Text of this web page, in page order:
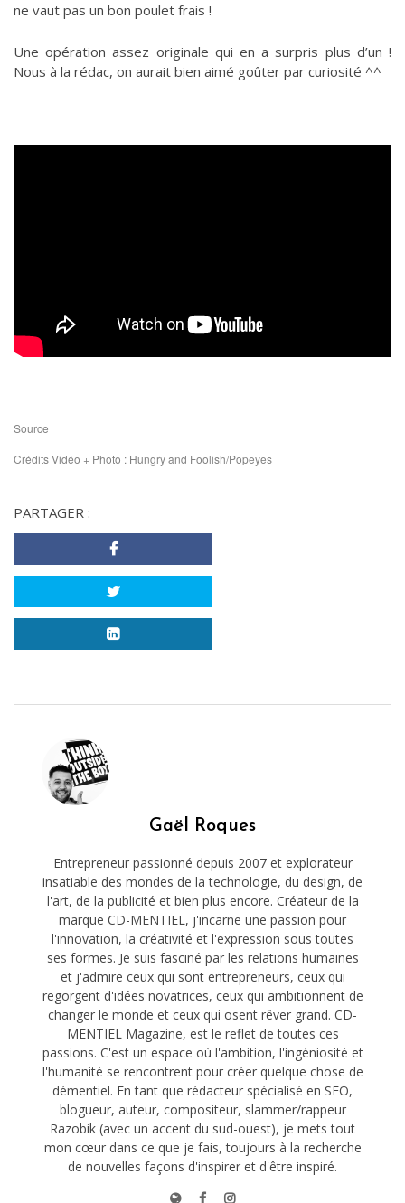
ne vaut pas un bon poulet frais !
Une opération assez originale qui en a surpris plus d’un !
Nous à la rédac, on aurait bien aimé goûter par curiosité ^^
Source
Crédits Vidéo + Photo : Hungry and Foolish/Popeyes
PARTAGER :
Gaël Roques
Entrepreneur passionné depuis 2007 et explorateur
insatiable des mondes de la technologie, du design, de
l'art, de la publicité et bien plus encore. Créateur de la
marque CD-MENTIEL, j'incarne une passion pour
l'innovation, la créativité et l'expression sous toutes
ses formes. Je suis fasciné par les relations humaines
et j'admire ceux qui sont entrepreneurs, ceux qui
regorgent d'idées novatrices, ceux qui ambitionnent de
changer le monde et ceux qui osent rêver grand. CD-
MENTIEL Magazine, est le reflet de toutes ces
passions. C'est un espace où l'ambition, l'ingéniosité et
l'humanité se rencontrent pour créer quelque chose de
démentiel. En tant que rédacteur spécialisé en SEO,
blogueur, auteur, compositeur, slammer/rappeur
Razobik (avec un accent du sud-ouest), je mets tout
mon cœur dans ce que je fais, toujours à la recherche
de nouvelles façons d'inspirer et d'être inspiré.